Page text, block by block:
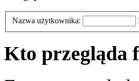
Nazwa użytkownika:
Kto przegląda